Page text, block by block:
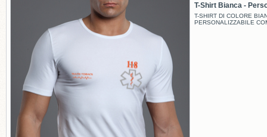
T-Shirt Bianca -
T-SHIRT DI COLORE
PERSONALIZZABILE